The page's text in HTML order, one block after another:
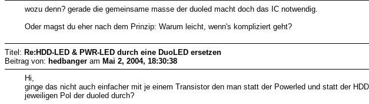
wozu denn? gerade die gemeinsame masse der duoled macht doch das IC notwendig.
Oder magst du eher nach dem Prinzip: Warum leicht, wenn's kompliziert geht?
Titel: Re:HDD-LED & PWR-LED durch eine DuoLED ersetzen
Beitrag von: hedbanger am Mai 2, 2004, 18:30:38
Hi,
ginge das nicht auch einfacher mit je einem Transistor den man statt der Powerled und statt der
jeweiligen Pol der duoled durch?